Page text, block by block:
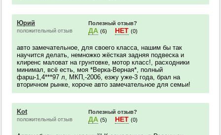
Юрий
положительный отзыв
Полезный отзыв?
ДА (6) НЕТ (0)
авто замечательное, для своего класса, нашим бы так
научится делать, немножко жёсткая задняя подвеска и
клиренс маловат на грунтовке, мотор класс!, расходники
минимал, всё есть, моя *Верка-Верная*, полный
фарш-1,4***97 л, МКП,-2006, езжу уже-3 года, брал на
вторичном рынке, короче авто замечательное для семьи!
Kot
положительный отзыв
Полезный отзыв?
ДА (5) НЕТ (0)